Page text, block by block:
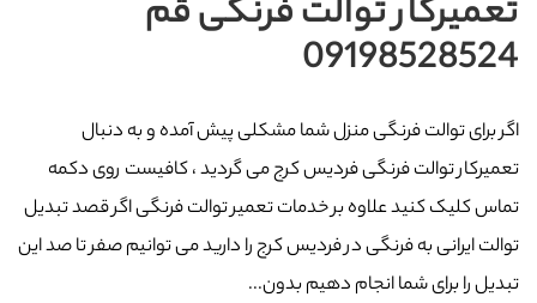
تعمیرکار توالت فرنگی قم
09198528524
اگر برای توالت فرنگی منزل شما مشکلی پیش آمده و به دنبال
تعمیرکار توالت فرنگی فردیس کرج می گردید ، کافیست روی دکمه
تماس کلیک کنید علاوه بر خدمات تعمیر توالت فرنگی اگر قصد تبدیل
توالت ایرانی به فرنگی در فردیس کرج را دارید می توانیم صفر تا صد این
تبدیل را برای شما انجام دهیم بدون...